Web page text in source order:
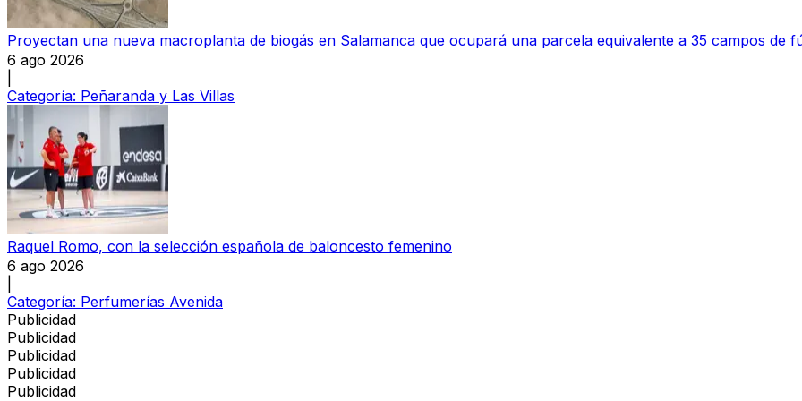
Proyectan una nueva macroplanta de biogás en Salamanca que ocupará una parcela equivalente a 35 campos de
6 ago 2026
Categoría: Peñaranda y Las Villas
Raquel Romo, con la selección española de baloncesto femenino
6 ago 2026
Categoría: Perfumerías Avenida
Publicidad
Publicidad
Publicidad
Publicidad
Publicidad